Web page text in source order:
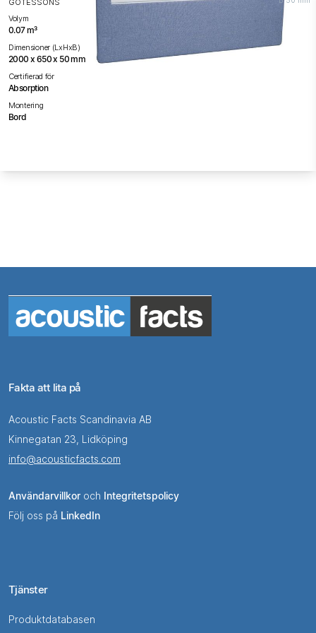
GÖTESSONS
Volym
0.07 m³
Dimensioner (LxHxB)
2000 x 650 x 50 mm
Certifierad för
Absorption
Montering
Bord
Fakta att lita på
Acoustic Facts Scandinavia AB
Kinnegatan 23, Lidköping
info@acousticfacts.com
Användarvillkor och Integritetspolicy
Följ oss på LinkedIn
Tjänster
Produktdatabasen